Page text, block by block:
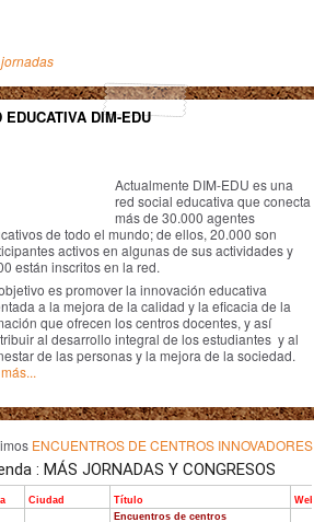
EDUCATIVA DIM-EDU
Actualmente DIM-EDU es una
red social educativa que conecta
más de 30.000 agentes
de todo el mundo; de ellos, 20.000 son
activos en algunas de sus actividades y
están inscritos en la red.
es promover la innovación educativa
a la mejora de la calidad y la eficacia de la
que ofrecen los centros docentes, y así
al desarrollo integral de los estudiantes y al
de las personas y la mejora de la sociedad.
ENCUENTROS DE CENTROS INNOVADORES